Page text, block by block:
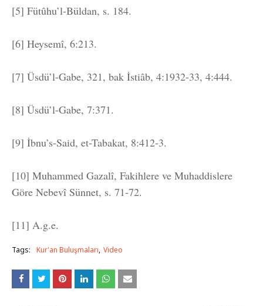
[5] Fütûhu’l-Büldan, s. 184.
[6] Heysemî, 6:213.
[7] Üsdü’l-Gabe, 321, bak İstiâb, 4:1932-33, 4:444.
[8] Üsdü’l-Gabe, 7:371.
[9] İbnu’s-Said, et-Tabakat, 8:412-3.
[10] Muhammed Gazalî, Fakihlere ve Muhaddislere
Göre Nebevî Sünnet, s. 71-72.
[11] A.g.e.
Tags: Kur'an Buluşmaları Video